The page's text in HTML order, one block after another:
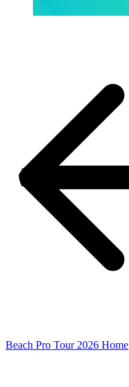
Beach Pro Tour 2026 Home